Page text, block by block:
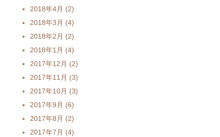
2018年4月 (2)
2018年3月 (4)
2018年2月 (2)
2018年1月 (4)
2017年12月 (2)
2017年11月 (3)
2017年10月 (3)
2017年9月 (6)
2017年8月 (2)
2017年7月 (4)